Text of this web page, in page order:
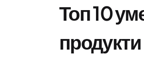
Топ 10
продукти